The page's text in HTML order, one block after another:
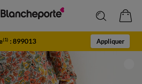
(1) :899013 Appliquer